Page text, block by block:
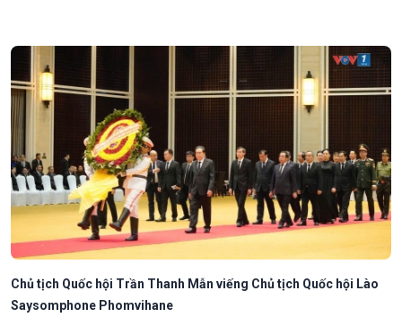
Chủ tịch Quốc hội Trần Thanh Mẫn viếng Chủ tịch Quốc hội Lào
Saysomphone Phomvihane